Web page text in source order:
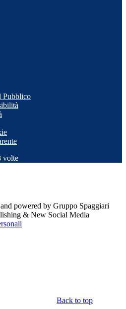
Pubblico
volte
powered by Gruppo Spaggiari
& New Social Media
Back to top